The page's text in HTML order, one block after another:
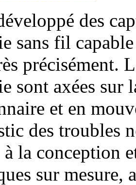
des
sans fil
précisément.
sont axées sur
et en
des troubles
la conception
sur mesure,